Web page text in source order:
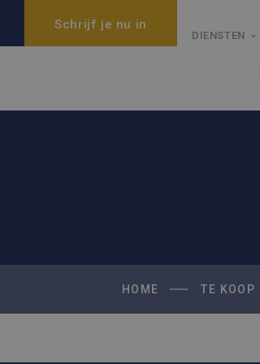
Schrijf je nu in
DIENSTEN
HOME TE KOOP